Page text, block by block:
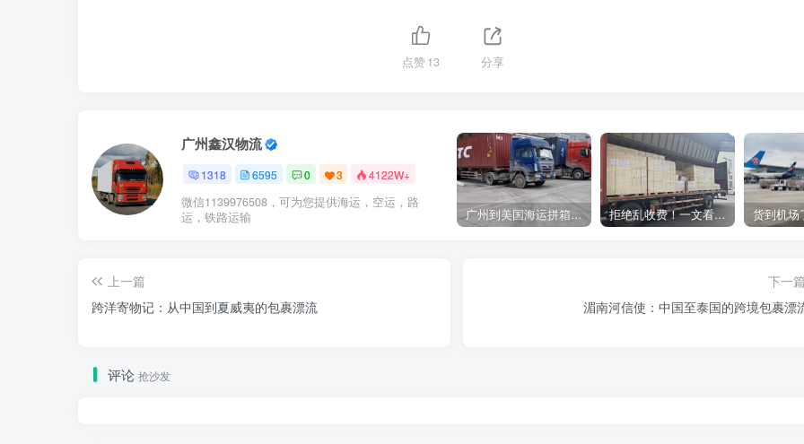
点赞13 分享
广州鑫汉物流
1318 6595 0 3 4122W+
微信1139976508，可为您提供海运，空运，路
运，铁路运输
广州到美国海运拼箱多少钱？2024年最新运费构成+隐藏费用避坑指南 拒绝乱收费！一文看懂中国货代计费套路，教你避开所有隐形坑
上一篇
跨洋寄物记：从中国到夏威夷的包裹漂流
下一
湄南河信使：中国至泰国的跨境包裹漂
评论 抢沙发